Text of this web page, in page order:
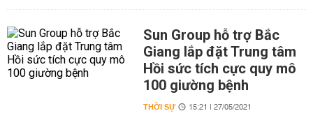
Sun Group hỗ trợ Bắc
Giang lắp đặt Trung tâm
Hồi sức tích cực quy mô
100 giường bệnh
THỜI SỰ 15:21 | 27/05/2021